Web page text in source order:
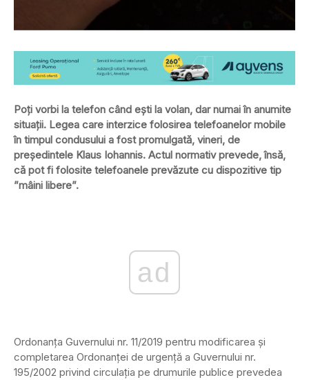
Poţi vorbi la telefon când eşti la volan, dar numai în anumite
situaţii. Legea care interzice folosirea telefoanelor mobile
în timpul condusului a fost promulgată, vineri, de
preşedintele Klaus Iohannis. Actul normativ prevede, însă,
că pot fi folosite telefoanele prevăzute cu dispozitive tip
”mâini libere”.
ad
Ordonanţa Guvernului nr. 11/2019 pentru modificarea şi
completarea Ordonanţei de urgenţă a Guvernului nr.
195/2002 privind circulaţia pe drumurile publice prevedea